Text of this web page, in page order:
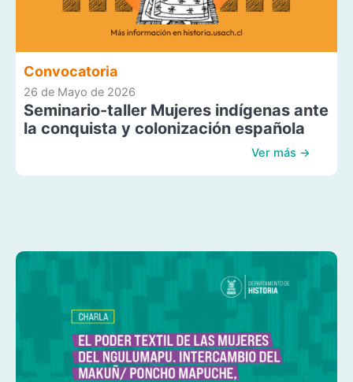
Convocatoria
26 de Mayo de 2026
Seminario-taller Mujeres indígenas ante
la conquista y colonización española
Ver más →